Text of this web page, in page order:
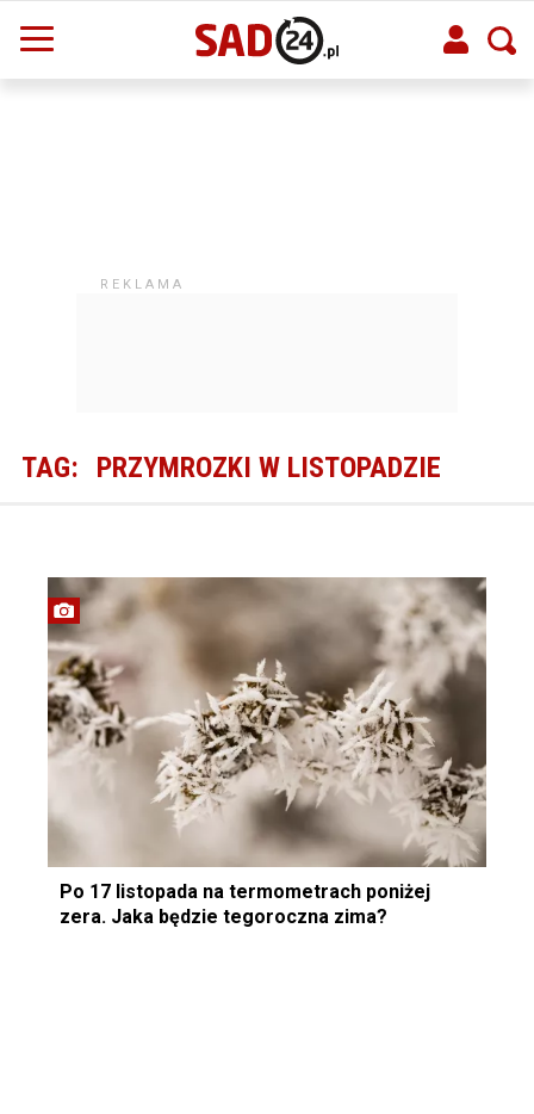
TAG: PRZYMROZKI W LISTOPADZIE
Po 17 listopada na termometrach poniżej
zera. Jaka będzie tegoroczna zima?